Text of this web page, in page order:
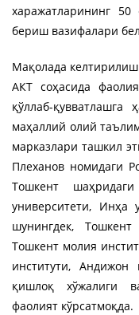
харажатларининг
бериш вазифалари
Мақолада
АКТ соҳасида
қўллаб-қувватлашга
маҳаллий олий
марказлари ташкил
Плеханов номидаги
Тошкент
университети, Инҳа
шунингдек, Тошкент
Тошкент молия
институти, Андижон
қишлоқ хўжалиги
фаолият кўрсатмоқда.